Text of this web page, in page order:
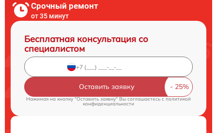
Срочный ремонт
от 35 минут
Бесплатная консультация со
специалистом
Оставить заявку
Нажимая на кнопку "Оставить заявку" Вы соглашаетесь cполитикой
конфиденциальности